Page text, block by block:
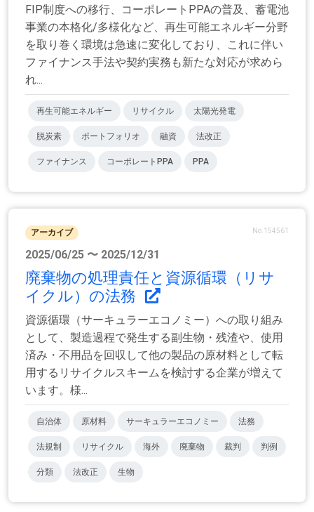
FIP制度への移行、コーポレートPPAの普及、蓄電池
事業の本格化/多様化など、再生可能エネルギー分野
を取り巻く環境は急速に変化しており、これに伴い
ファイナンス手法や契約実務も新たな対応が求めら
れ...
再生可能エネルギー リサイクル 太陽光発電
脱炭素 ポートフォリオ 融資 法改正
ファイナンス コーポレートPPA PPA
アーカイブ No.154561
2025/06/25 〜 2025/12/31
廃棄物の処理責任と資源循環（リサ
イクル）の法務
資源循環（サーキュラーエコノミー）への取り組み
として、製造過程で発生する副生物・残渣や、使用
済み・不用品を回収して他の製品の原材料として転
用するリサイクルスキームを検討する企業が増えて
います。様...
自治体 原材料 サーキュラーエコノミー 法務
法規制 リサイクル 海外 廃棄物 裁判 判例
分類 法改正 生物